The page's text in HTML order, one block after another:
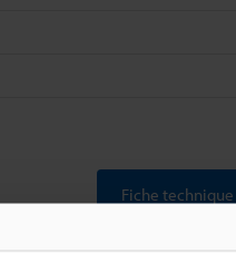
Fiche technique